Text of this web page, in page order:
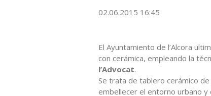
02.06.2015 16:45
El Ayuntamiento de l’Alcora
con cerámica, empleando la
l’Advocat.
Se trata de tablero cerámico
embellecer el entorno urbano